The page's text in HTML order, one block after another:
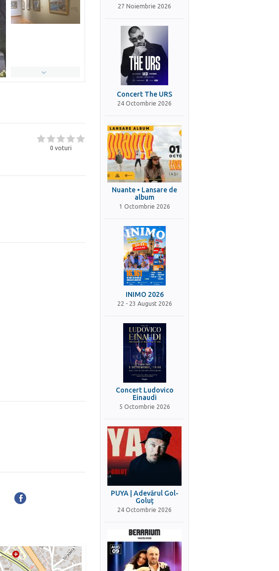
0 voturi
27 Noiembrie 2026
Concert The URS
24 Octombrie 2026
Nuante • Lansare de
album
1 Octombrie 2026
INIMO 2026
22 - 23 August 2026
Concert Ludovico
Einaudi
5 Octombrie 2026
PUYA | Adevărul Gol-
Goluț
24 Octombrie 2026